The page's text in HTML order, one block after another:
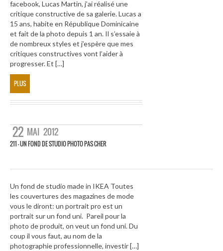
facebook, Lucas Martin, j’ai réalisé une
critique constructive de sa galerie. Lucas a
15 ans, habite en République Dominicaine
et fait de la photo depuis 1 an. Il s’essaie à
de nombreux styles et j’espère que mes
critiques constructives vont l’aider à
progresser. Et […]
PLUS
22 MAI 2012
211 – UN FOND DE STUDIO PHOTO PAS CHER
Un fond de studio made in IKEA Toutes
les couvertures des magazines de mode
vous le diront: un portrait pro est un
portrait sur un fond uni. Pareil pour la
photo de produit, on veut un fond uni. Du
coup il vous faut, au nom de la
photographie professionnelle, investir […]